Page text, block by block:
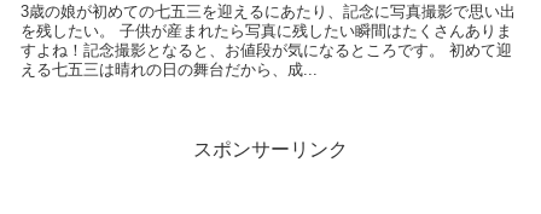
3歳の娘が初めての七五三を迎えるにあたり、記念に写真撮影で思い出
を残したい。 子供が産まれたら写真に残したい瞬間はたくさんありま
すよね！記念撮影となると、お値段が気になるところです。 初めて迎
える七五三は晴れの日の舞台だから、成...
スポンサーリンク